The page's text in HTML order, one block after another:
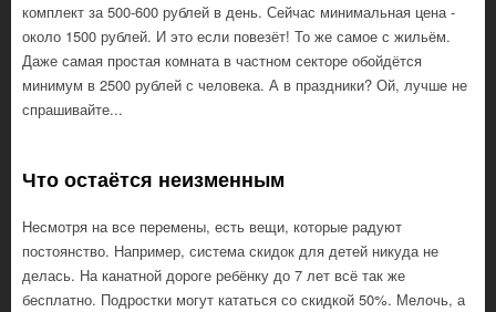
комплект за 500-600 рублей в день. Сейчас минимальная цена -
около 1500 рублей. И это если повезёт! То же самое с жильём.
Даже самая простая комната в частном секторе обойдётся
минимум в 2500 рублей с человека. А в праздники? Ой, лучше не
спрашивайте...
Что остаётся неизменным
Несмотря на все перемены, есть вещи, которые радуют
постоянство. Например, система скидок для детей никуда не
делась. На канатной дороге ребёнку до 7 лет всё так же
бесплатно. Подростки могут кататься со скидкой 50%. Мелочь, а